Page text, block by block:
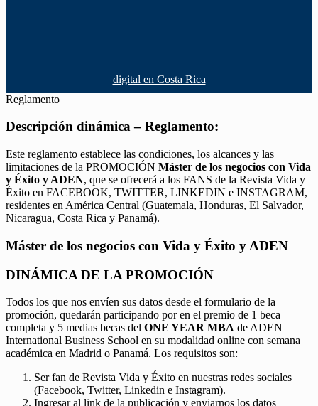
digital en Costa Rica
Reglamento
Descripción dinámica – Reglamento:
Este reglamento establece las condiciones, los alcances y las
limitaciones de la PROMOCIÓN Máster de los negocios con Vida
y Éxito y ADEN, que se ofrecerá a los FANS de la Revista Vida y
Éxito en FACEBOOK, TWITTER, LINKEDIN e INSTAGRAM,
residentes en América Central (Guatemala, Honduras, El Salvador,
Nicaragua, Costa Rica y Panamá).
Máster de los negocios con Vida y Éxito y ADEN
DINÁMICA DE LA PROMOCIÓN
Todos los que nos envíen sus datos desde el formulario de la
promoción, quedarán participando por en el premio de 1 beca
completa y 5 medias becas del ONE YEAR MBA de ADEN
International Business School en su modalidad online con semana
académica en Madrid o Panamá. Los requisitos son:
Ser fan de Revista Vida y Éxito en nuestras redes sociales
(Facebook, Twitter, Linkedin e Instagram).
Ingresar al link de la publicación y enviarnos los datos